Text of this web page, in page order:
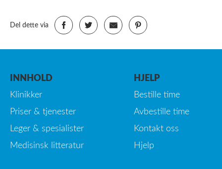
Del dette via
INNHOLD
Klinikker
Priser & tjenester
Leger & spesialister
Medisinsk litteratur
HJELP
Bestille time
Avbestille time
Kontakt oss
Hjelp